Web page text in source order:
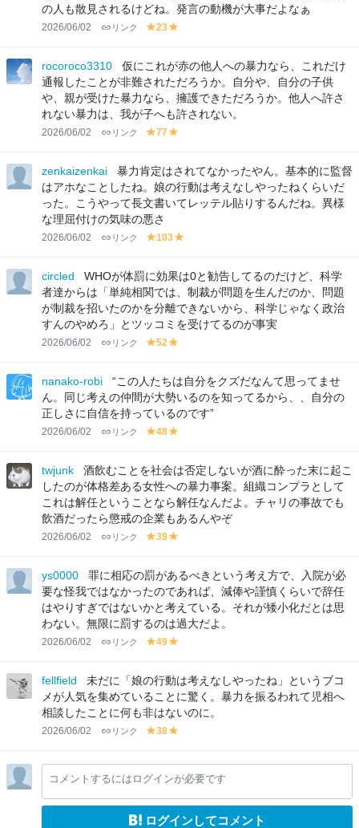
の人も散見されるけどね。発言の動機が大事だよなぁ
2026/06/02 リンク
y
lo
w
23
lo
w
rocoroco3310
仮にこれが赤の他人への暴力なら、これだけ
通報したことが非難されただろうか。自分や、自分の子供
や、親が受けた暴力なら、擁護できただろうか。他人へ許さ
れない暴力は、我が子へも許されない。
2026/06/02 リンク
y
lo
w
77
lo
w
zenkaizenkai
暴力肯定はされてなかったやん。基本的に監督
はアホなことしたね。娘の行動は考えなしやったねくらいだ
った。こうやって長文書いてレッテル貼りするんだね。異様
な理屈付けの気味の悪さ
2026/06/02 リンク
y
lo
w
103
lo
w
circled
WHOが体罰に効果は0と勧告してるのだけど、科学
者達からは「単純相関では、制裁が問題を生んだのか、問題
が制裁を招いたのかを分離できないから、科学じゃなく政治
すんのやめろ」とツッコミを受けてるのが事実
2026/06/02 リンク
y
lo
w
52
lo
w
nanako-robi
“この人たちは自分をクズだなんて思ってませ
ん。同じ考えの仲間が大勢いるのを知ってるから、、自分の
正しさに自信を持っているのです”
2026/06/02 リンク
y
lo
w
48
lo
w
twjunk
酒飲むことを社会は否定しないが酒に酔った末に起こ
したのが体格差ある女性への暴力事案。組織コンプラとして
これは解任ということなら解任なんだよ。チャリの事故でも
飲酒だったら懲戒の企業もあるんやぞ
2026/06/02 リンク
y
lo
w
39
lo
w
ys0000
罪に相応の罰があるべきという考え方で、入院が必
要な怪我ではなかったのであれば、減俸や謹慎くらいで辞任
はやりすぎではないかと考えている。それが矮小化だとは思
わない。無限に罰するのは過大だよ。
2026/06/02 リンク
y
lo
w
49
lo
w
fellfield
未だに「娘の行動は考えなしやったね」というブコ
メが人気を集めていることに驚く。暴力を振るわれて児相へ
相談したことに何も非はないのに。
2026/06/02 リンク
y
lo
w
38
lo
w
コメントするにはログインが必要です
ログインしてコメント